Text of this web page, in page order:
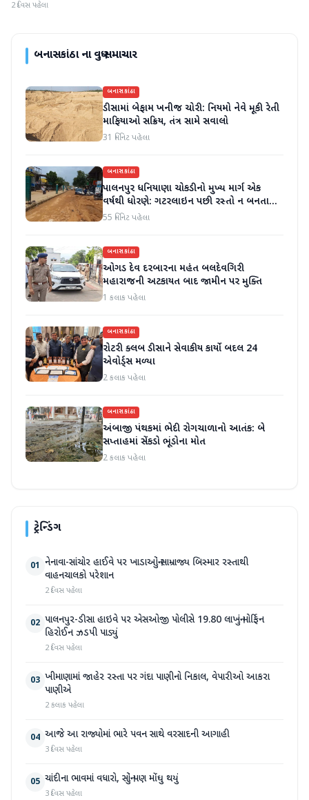
2 દિવસ પહેલા
બનાસકાંઠાના વધુ સમાચાર
બનાસકાંઠા
ડીસામાં બેફામ ખનીજ ચોરી: નિયમો નેવે મૂકી રેતી
માફિયાઓ સક્રિય, તંત્ર સામે સવાલો
31 મિનિટ પહેલા
બનાસકાંઠા
પાલનપુર ધનિયાણા ચોકડીનો મુખ્ય માર્ગ એક
વર્ષથી ધોરણે: ગટરલાઇન પછી રસ્તો ન બનતા
હાલાકી
55 મિનિટ પહેલા
બનાસકાંઠા
ઓગડ દેવ દરબારના મહંત બલદેવગિરી
મહારાજની અટકાયત બાદ જામીન પર મુક્તિ
1 કલાક પહેલા
બનાસકાંઠા
રોટરી ક્લબ ડીસાને સેવાકીય કાર્યો બદલ 24
એવોર્ડ્સ મળ્યા
2 કલાક પહેલા
બનાસકાંઠા
અંબાજી પંથકમાં ભેદી રોગચાળાનો આતંક: બે
સપ્તાહમાં સેંકડો ભૂંડોના મોત
2 કલાક પહેલા
ટ્રેન્ડિંગ
01 નેનાવા-સાંચોર હાઈવે પર ખાડાઓનું સામ્રાજ્ય બિસ્માર રસ્તાથી
વાહનચાલકો પરેશાન
2 દિવસ પહેલા
02 પાલનપુર-ડીસા હાઇવે પર એસઓજી પોલીસે 19.80 લાખનું મોર્ફિન
હિરોઈન ઝડપી પાડ્યું
2 દિવસ પહેલા
03 ખીમાણામાં જાહેર રસ્તા પર ગંદા પાણીનો નિકાલ, વેપારીઓ આકરા
પાણીએ
2 કલાક પહેલા
04 આજે આ રાજ્યોમાં ભારે પવન સાથે વરસાદની આગાહી
3 દિવસ પહેલા
05 ચાંદીના ભાવમાં વધારો, સોનું પણ મોંઘુ થયું
3 દિવસ પહેલા